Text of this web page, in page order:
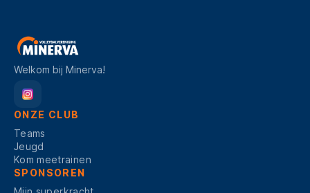
Welkom bij Minerva!
ONZE CLUB
Teams
Jeugd
Kom meetrainen
SPONSOREN